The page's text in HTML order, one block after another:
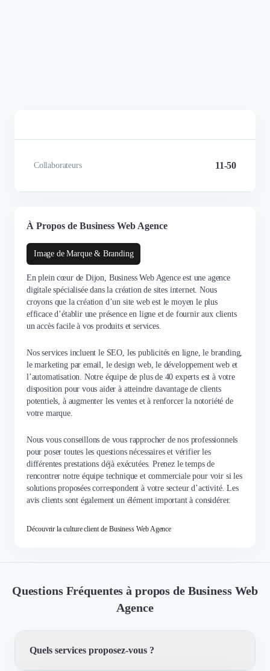
Collaborateurs 11-50
À Propos de Business Web Agence
Image de Marque & Branding
En plein cœur de Dijon, Business Web Agence est une agence
digitale spécialisée dans la création de sites internet. Nous
croyons que la création d’un site web est le moyen le plus
efficace d’établir une présence en ligne et de fournir aux clients
un accès facile à vos produits et services.
Nos services incluent le SEO, les publicités en ligne, le branding,
le marketing par email, le design web, le développement web et
l’automatisation. Notre équipe de plus de 40 experts est à votre
disposition pour vous aider à atteindre davantage de clients
potentiels, à augmenter les ventes et à renforcer la notoriété de
votre marque.
Nous vous conseillons de vous rapprocher de nos professionnels
pour poser toutes les questions nécessaires et vérifier les
différentes prestations déjà exécutées. Prenez le temps de
rencontrer notre équipe technique et commerciale pour voir si les
solutions proposées correspondent à votre secteur d’activité. Les
avis clients sont également un élément important à considérer.
Découvrir la culture client de Business Web Agence
Questions Fréquentes à propos de Business Web
Agence
Quels services proposez-vous ?